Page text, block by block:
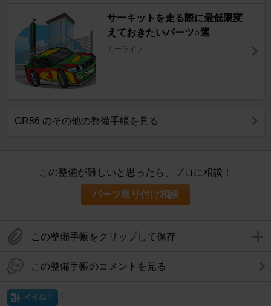
サーキットを走る際に最低限変
えておきたいパーツ○選
カーライフ
GR86 のその他の整備手帳を見る
この整備が難しいと思ったら、プロに相談！
パーツ取り付け相談
この整備手帳をクリップして保存
この整備手帳のコメントを見る
イイね！